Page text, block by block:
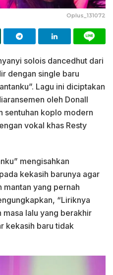
Oplus_131072
solois dancedhut dari
dengan single baru
Lagu ini diciptakan
oleh Donall
sentuhan koplo modern
vokal khas Resty
mengisahkan
kekasih barunya agar
yang pernah
“Liriknya
lalu yang berakhir
kekasih baru tidak